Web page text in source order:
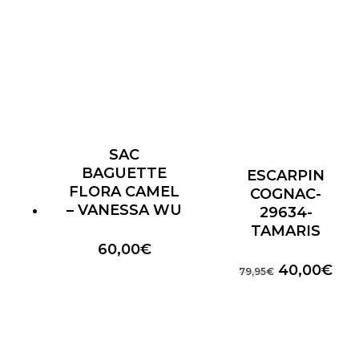
SAC
BAGUETTE
FLORA CAMEL
– VANESSA WU
60,00€
ESCARPIN
COGNAC-
29634-
TAMARIS
79,95€ Le
40,00€Le